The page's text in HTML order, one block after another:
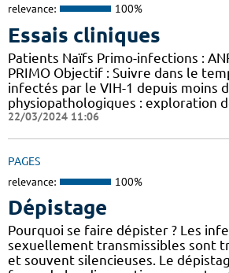
relevance: 100%
Essais cliniques
Patients Naïfs Primo-infections :
PRIMO Objectif : Suivre dans le
infectés par le VIH-1 depuis moins
physiopathologiques : exploration
22/03/2024 11:06
PAGES
relevance: 100%
Dépistage
Pourquoi se faire dépister ? Les
sexuellement transmissibles sont
et souvent silencieuses. Le